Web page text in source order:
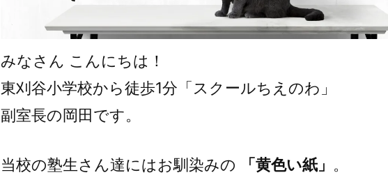
みなさん こんにちは！
東刈谷小学校から徒歩1分「スクールちえのわ」
副室長の岡田です。
当校の塾生さん達にはお馴染みの 「黄色い紙」 。